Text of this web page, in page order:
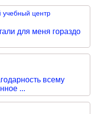
центр
для меня гораздо
всему
...